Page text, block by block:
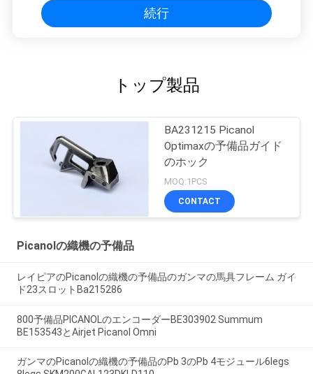
続行
トップ製品
BA231215 Picanol
Optimaxの予備品ガイド
のホック
MOQ:1PCS
CONTACT
Picanolの織機の予備品
レイピアのPicanolの織機の予備品のガンマの馬具フレーム ガイ
ド23スロットBa215286
800予備品PICANOLのエンコーダーBE303902 Summum
BE153543とAirjet Picanol Omni
ガンマのPicanolの織機の予備品のPb 3のPb 4モジュール6legs